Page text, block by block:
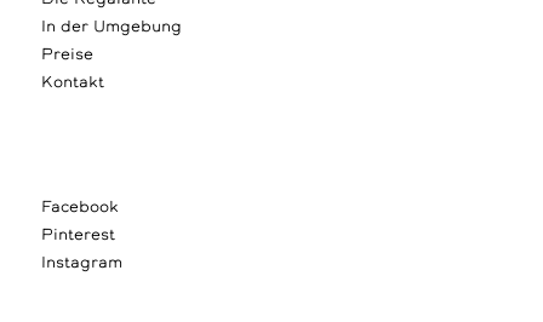
In der Umgebung
Preise
Kontakt
Facebook
Pinterest
Instagram